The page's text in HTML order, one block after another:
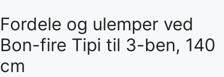
Fordele og ulemper ved
Bon-fire Tipi til 3-ben, 140
cm